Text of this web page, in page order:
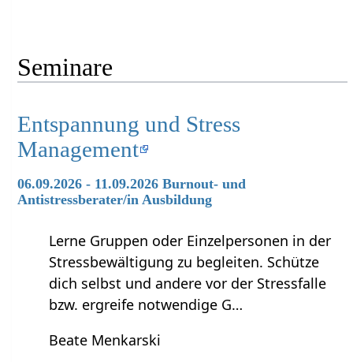
Seminare
Entspannung und Stress
Management
06.09.2026 - 11.09.2026 Burnout- und
Antistressberater/in Ausbildung
Lerne Gruppen oder Einzelpersonen in der
Stressbewältigung zu begleiten. Schütze
dich selbst und andere vor der Stressfalle
bzw. ergreife notwendige G…
Beate Menkarski